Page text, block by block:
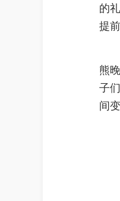
的
提
熊
子
间